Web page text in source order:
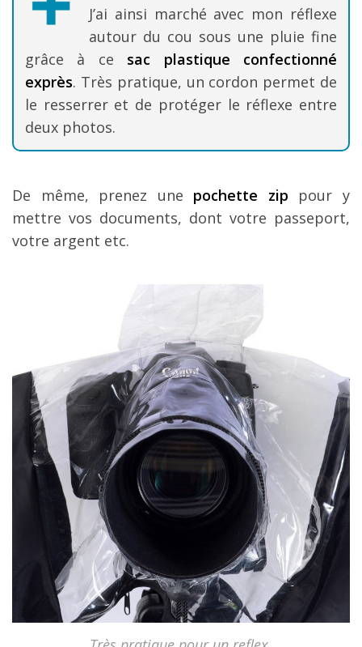
J’ai ainsi marché avec mon réflexe
autour du cou sous une pluie fine
grâce à ce sac plastique confectionné
exprès. Très pratique, un cordon permet de
le resserrer et de protéger le réflexe entre
deux photos.
De même, prenez une pochette zip pour y
mettre vos documents, dont votre passeport,
votre argent etc.